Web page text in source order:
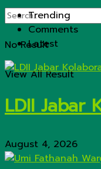
No Result
View All Result
Trending
Comments
Latest
LDII Jabar
August 4, 2026